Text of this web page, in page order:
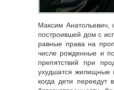
Максим Анатольевич,
построившей дом с
равные права на
числе рожденные и
препятствий при
ухудшатся жилищные
когда дети